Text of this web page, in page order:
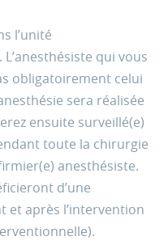
l’unité
qui vous
obligatoirement celui
sera réalisée
ensuite surveillé(e)
toute la chirurgie
anesthésiste.
d’une
et après l’intervention